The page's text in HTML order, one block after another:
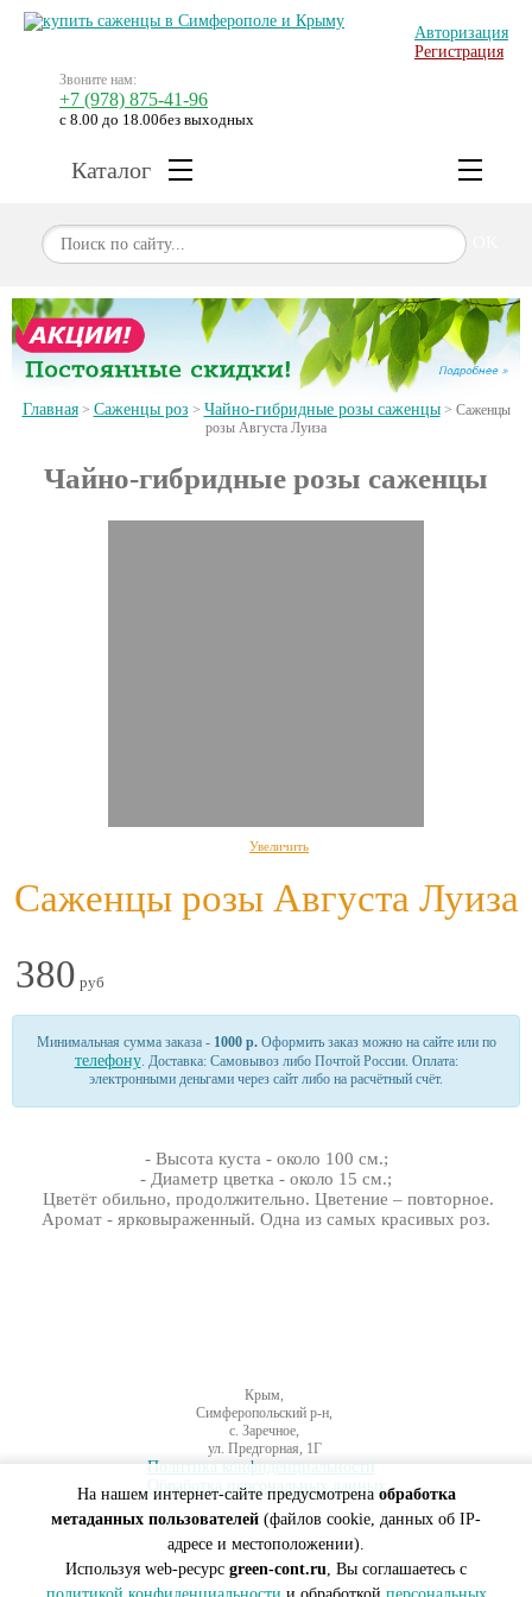
На нашем интернет-сайте предусмотренаобработка
метаданных пользователей (файлов cookie, данных об IP-
адресе и местоположении).
Используя web-ресурс green-cont.ru, Вы соглашаетесь с
Звоните нам:
+7 (978) 875-41-96
с 8.00 до 18.00без выходных
Авторизация
Регистрация
Каталог
Главная> Саженцы роз > Чайно-гибридные розы саженцы> Саженцы
розы Августа Луиза
Чайно-гибридные розы саженцы
Увеличить
Саженцы розы Августа Луиза
380 руб
Минимальная сумма заказа - 1000 р.Оформить заказ можно на сайте или по
телефону. Доставка: Самовывоз либо Почтой России. Оплата:
электронными деньгами через сайт либо на расчётный счёт.
- Высота куста - около 100 см.;
- Диаметр цветка - около 15 см.;
Цветёт обильно, продолжительно. Цветение – повторное.
Аромат - ярковыраженный. Одна из самых красивых роз.
Крым,
Симферопольский р-н,
с. Заречное,
ул. Предгорная, 1Г
Политика конфиденциальности
Обработка персональных данных